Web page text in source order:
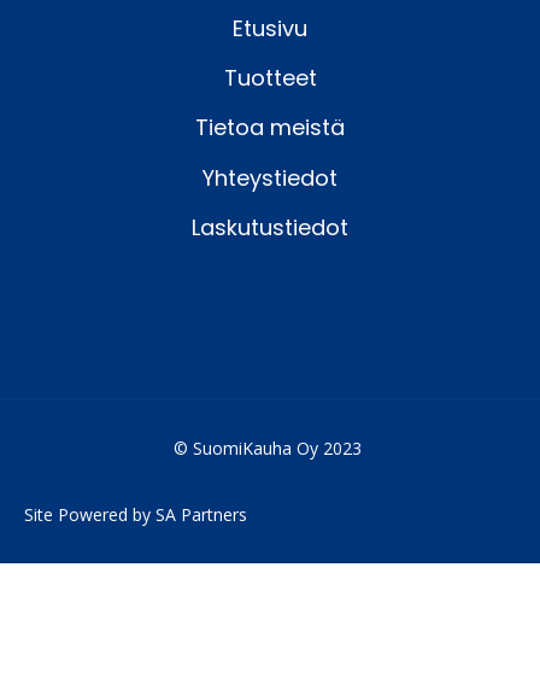
Etusivu
Tuotteet
Tietoa meistä
Yhteystiedot
Laskutustiedot
© SuomiKauha Oy 2023
Site Powered by SA Partners